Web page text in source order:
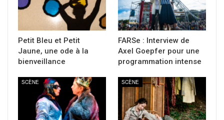
Petit Bleu et Petit
Jaune, une ode à la
bienveillance
FARSe : Interview de
Axel Goepfer pour une
programmation intense
SCÈNE SCÈNE